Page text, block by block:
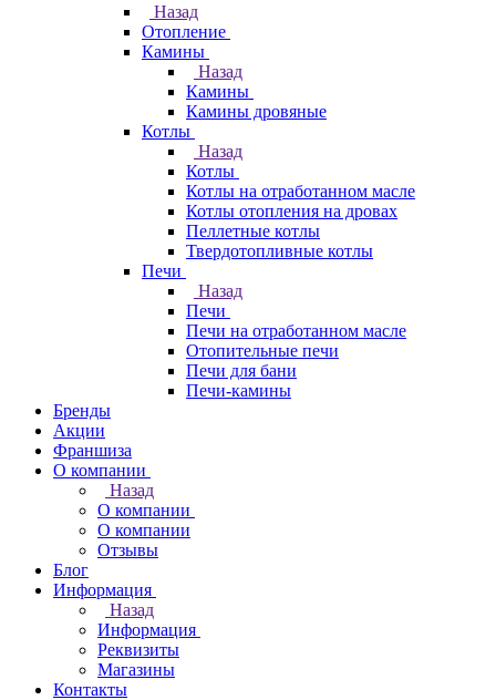
Назад
Отопление
Камины
Назад
Камины
Камины дровяные
Котлы
Назад
Котлы
Котлы на отработанном масле
Котлы отопления на дровах
Пеллетные котлы
Твердотопливные котлы
Печи
Назад
Печи
Печи на отработанном масле
Отопительные печи
Печи для бани
Печи-камины
Бренды
Акции
Франшиза
О компании
Назад
О компании
О компании
Отзывы
Блог
Информация
Назад
Информация
Реквизиты
Магазины
Контакты